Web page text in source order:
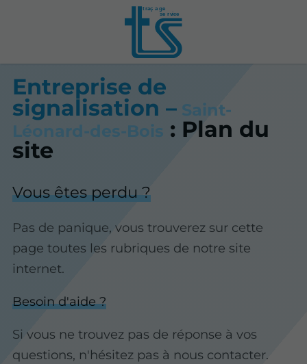
traç age
se rvice
Entreprise de
signalisation – Saint-
Léonard-des-Bois : Plan du
site
Vous êtes perdu ?
Pas de panique, vous trouverez sur cette
page toutes les rubriques de notre site
internet.​​
Besoin d'aide ?
Si vous ne trouvez pas de réponse à vos
questions, n'hésitez pas à nous contacter.